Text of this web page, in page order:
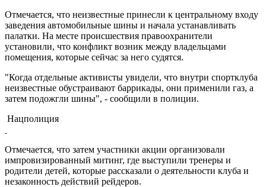
Отмечается, что неизвестные принесли к центральному входу
заведения автомобильные шины и начала устанавливать
палатки. На месте происшествия правоохранители
установили, что конфликт возник между владельцами
помещения, которые сейчас за него судятся.
"Когда отдельные активисты увидели, что внутри спортклуба
неизвестные обустраивают баррикады, они применили газ, а
затем подожгли шины", - сообщили в полиции.
Нацполиция
Отмечается, что затем участники акции организовали
импровизированный митинг, где выступили тренеры и
родители детей, которые рассказали о деятельности клуба и
незаконность действий рейдеров.